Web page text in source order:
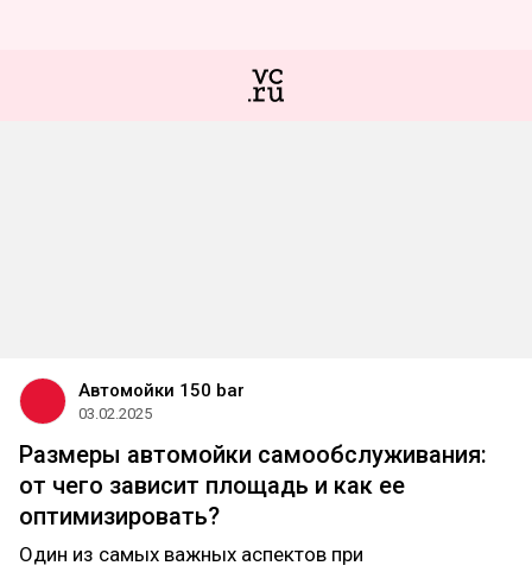
Автомойки 150 bar
03.02.2025
Размеры автомойки самообслуживания:
от чего зависит площадь и как ее
оптимизировать?
Один из самых важных аспектов при